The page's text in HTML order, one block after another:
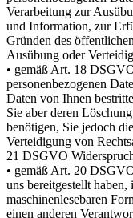
Verarbeitung zur
und Information, zur
Gründen des
Ausübung oder
• gemäß Art. 18
personenbezogenen
Daten von Ihnen
Sie aber deren
benötigen, Sie jedoch
Verteidigung von
21 DSGVO
• gemäß Art. 20
uns bereitgestellt
maschinenlesebaren
einen anderen